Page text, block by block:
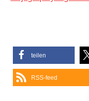
teilen
RSS-feed